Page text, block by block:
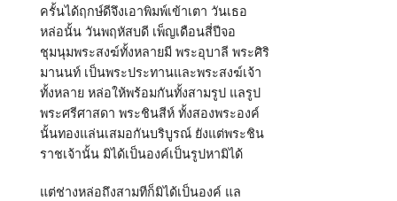
ครั้นได้ฤกษ์ดีจึงเอาพิมพ์เข้าเตา วันเธอ
หล่อนั้น วันพฤหัสบดี เพ็ญเดือนสี่ปีจอ
ชุมนุมพระสงฆ์ทั้งหลายมี พระอุบาลี พระศิริ
มานนท์ เป็นพระประทานและพระสงฆ์เจ้า
ทั้งหลาย หล่อให้พร้อมกันทั้งสามรูป แลรูป
พระศรีศาสดา พระชินสีห์ ทั้งสองพระองค์
นั้นทองแล่นเสมอกันบริบูรณ์ ยังแต่พระชิน
ราชเจ้านั้น มิได้เป็นองค์เป็นรูปหามิได้
แต่ช่างหล่อถึงสามทีก็มิได้เป็นองค์ แล